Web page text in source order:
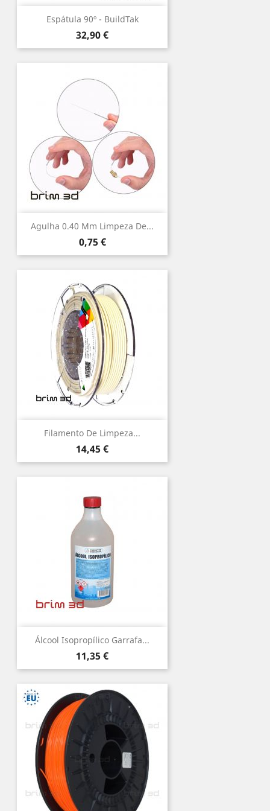
Espátula 90º - BuildTak
Preço
32,90 €
Agulha 0.40 Mm Limpeza De...
Preço
0,75 €
Filamento De Limpeza...
Preço
14,45 €
Álcool Isopropílico Garrafa...
Preço
11,35 €